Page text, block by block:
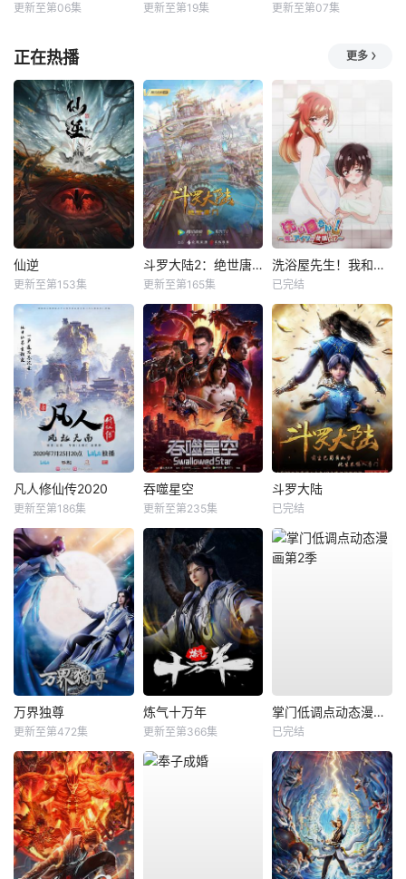
更新至第06集 更新至第19集 更新至第07集
正在热播 更多
仙逆
更新至第153集
斗罗大陆2：绝世唐门
更新至第165集
洗浴屋先生！我和那家伙在女浴池！？
已完结
凡人修仙传2020
更新至第186集
吞噬星空
更新至第235集
斗罗大陆
已完结
万界独尊
更新至第472集
炼气十万年
更新至第366集
掌门低调点动态漫画第2季
已完结